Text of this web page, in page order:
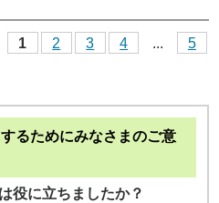
1 2 3 4 ... 5
るためにみなさまのご意
役に立ちましたか？